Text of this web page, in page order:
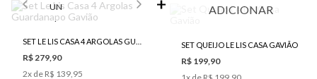
UN
R$ 279,90
2x de R$ 139,95
ADICIONAR
SET QUEIJO LE LIS CASA GAVIÃO
R$ 199,90
1x de R$ 199,90